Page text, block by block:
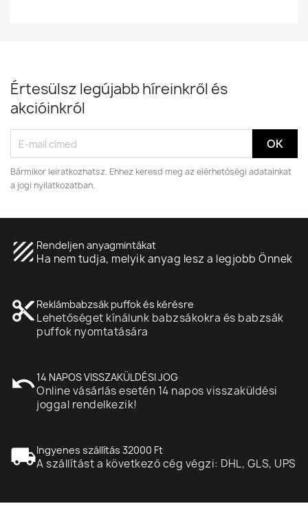
Értesülsz legújabb híreinkről és
akcióinkról
Bármikor leiratkozhatsz. Ehhez keresd meg az elérhetőségi adatainkat
a jogi nyilatkozatban.
texture Rendeljen anyagmintákat
Ha nem tudja, melyik anyag lesz a legjobb Önnek
content_cut Reklámbabzsák puffok és kérésre
Lehetőséget kínálunk babzsákokra és babzsák
puffok nyomtatására
undo14 NAPOS VISSZAKÜLDÉSI JOG
Online vásárlás esetén 14 napos visszaküldési
joggal rendelkezik!
local_shippingIngyenes szállítás 32000 Ft
A szállítást a következő cég végzi: DHL, GLS, UPS